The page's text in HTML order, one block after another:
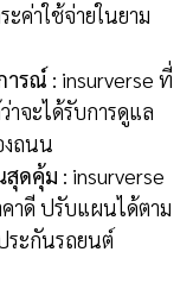
ค่าใช้จ่ายในยาม
ารณ์ : insurverse ที่
าจะได้รับการดูแล
งถนน
สุดคุ้ม : insurverse
าดี ปรับแผนได้ตาม
ระกันรถยนต์